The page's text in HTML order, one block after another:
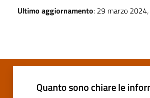
Ultimo aggiornamento: 29 marzo
Quanto sono chiare le